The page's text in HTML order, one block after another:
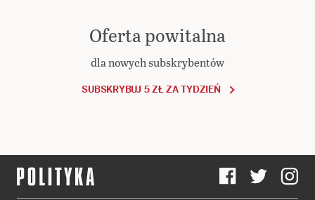
Oferta powitalna
dla nowych subskrybentów
SUBSKRYBUJ 5 ZŁ ZA TYDZIEŃ